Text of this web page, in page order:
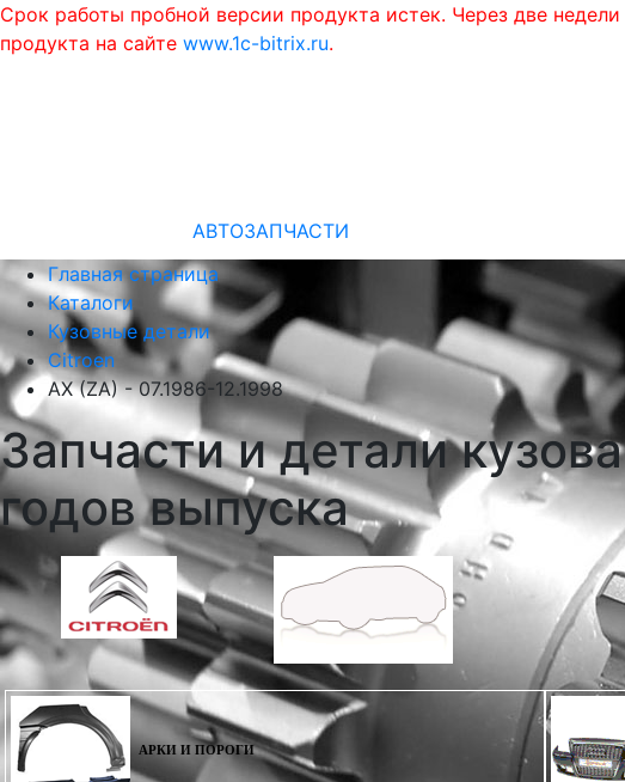
Срок работы пробной версии продукта истек. Через две
продукта на сайте www.1c-bitrix.ru.
АВТОЗАПЧАСТИ
Главная страница
Каталоги
Кузовные детали
Citroen
AX (ZA) - 07.1986-12.1998
Запчасти и детали
годов выпуска
АРКИ И ПОРОГИ